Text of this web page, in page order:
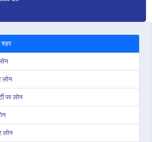
शहर
लोन
पर लोन
लोन